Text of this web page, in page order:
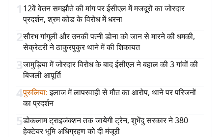
1 12वें वेतन समझौते की मांग पर ईसीएल में मजदूरों का जोरदार
प्रदर्शन, श्रम कोड के विरोध में धरना
2सौरभ गांगुली और उनकी पत्नी डोना को जान से मारने की धमकी,
सेक्रेटरी ने ठाकुरपुकुर थाने में की शिकायत
3जामुड़िया में जोरदार विरोध के बाद ईसीएल ने बहाल की 3 गांवों की
बिजली आपूर्ति
4पुरुलिया: इलाज में लापरवाही से मौत का आरोप, थाने पर परिजनों
का प्रदर्शन
5डोकलाम ट्राइजंक्शन तक जायेगी ट्रेन, शुभेंदु सरकार ने 380
हेक्टेयर भूमि अधिग्रहण को दी मंजूरी